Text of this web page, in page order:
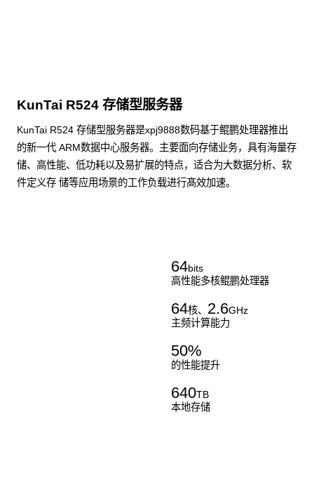
KunTai R524 存储型服务器
KunTai R524 存储型服务器是xpj9888数码基于鲲鹏处理器推出
的新一代 ARM数据中心服务器。主要面向存储业务，具有海量存
储、高性能、低功耗以及易扩展的特点，适合为大数据分析、软
件定义存 储等应用场景的工作负载进行髙效加速。
64bits
高性能多核鲲鹏处理器
64核、 2.6GHz
主频计算能力
50%
的性能提升
640TB
本地存储